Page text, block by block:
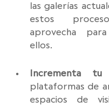
las galerías
estos
aprovecha
ellos.
Incrementa tu
plataformas de
espacios de